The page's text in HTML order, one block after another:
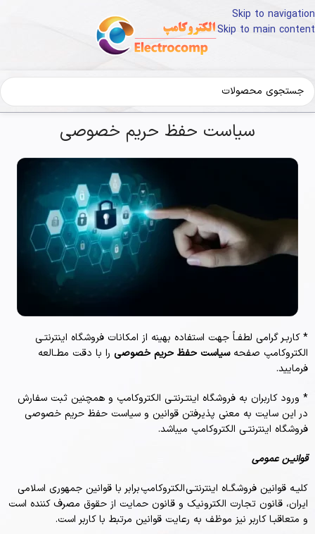
Skip to navigation
Skip to main content
سیاست حفظ حریم خصوصی
* کاربـر گرامی لطفـاً جهت استفاده بهینه از امکانات فروشگاه اینترنتـی
الکتروکامپ صفحهسیاست حفظ حریم خصوصی را با دقت مطـالعه
فرمایید.
* ورود کاربران به فروشگاه اینتـرنتـی الکتروکامپ و همچنین ثبت سفارش
در این سایت به معنی پذیرفتن قوانین و سیاست حفظ حریم خصوصی
فروشگاه اینترنتـی الکتروکامپ میباشد.
قوانیـن عمومی
کلیـه قوانین فروشگـاه اینترنتـی الکتروکامپ برابر با قوانین جمهوری اسلامی
ایران، قانون تجارت الکترونیک و قانون حمایت از حقوق مصرف کننده است
و متعاقبـا کاربر نیز موظف به رعایت قوانین مرتبط با کاربر است.